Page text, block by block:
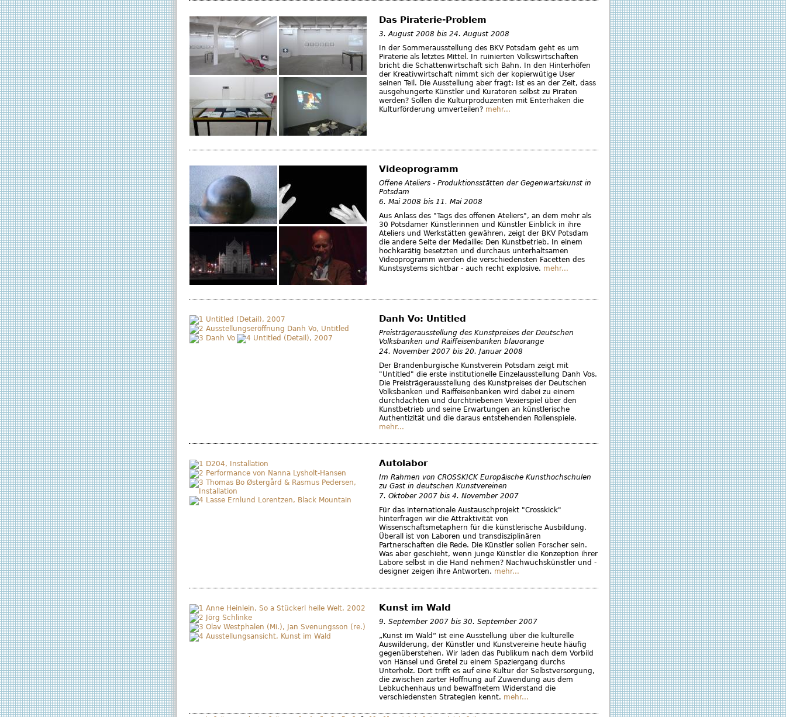
Das Piraterie-Problem
3. August 2008 bis 24. August 2008
In der Sommerausstellung des BKV Potsdam geht es um
Piraterie als letztes Mittel. In ruinierten Volkswirtschaften
bricht die Schattenwirtschaft sich Bahn. In den Hinterhöfen
der Kreativwirtschaft nimmt sich der kopierwütige User
seinen Teil. Die Ausstellung aber fragt: Ist es an der Zeit, dass
ausgehungerte Künstler und Kuratoren selbst zu Piraten
werden? Sollen die Kulturproduzenten mit Enterhaken die
Kulturförderung umverteilen? mehr...
Videoprogramm
Offene Ateliers - Produktionsstätten der Gegenwartskunst in
Potsdam
6. Mai 2008 bis 11. Mai 2008
Aus Anlass des "Tags des offenen Ateliers", an dem mehr als
30 Potsdamer Künstlerinnen und Künstler Einblick in ihre
Ateliers und Werkstätten gewähren, zeigt der BKV Potsdam
die andere Seite der Medaille: Den Kunstbetrieb. In einem
hochkarätig besetzten und durchaus unterhaltsamen
Videoprogramm werden die verschiedensten Facetten des
Kunstsystems sichtbar - auch recht explosive. mehr...
Danh Vo: Untitled
Preisträgerausstellung des Kunstpreises der Deutschen
Volksbanken und Raiffeisenbanken blauorange
24. November 2007 bis 20. Januar 2008
Der Brandenburgische Kunstverein Potsdam zeigt mit
"Untitled" die erste institutionelle Einzelausstellung Danh Vos.
Die Preisträgerausstellung des Kunstpreises der Deutschen
Volksbanken und Raiffeisenbanken wird dabei zu einem
durchdachten und durchtriebenen Vexierspiel über den
Kunstbetrieb und seine Erwartungen an künstlerische
Authentizität und die daraus entstehenden Rollenspiele.
mehr...
Autolabor
Im Rahmen von CROSSKICK Europäische Kunsthochschulen
zu Gast in deutschen Kunstvereinen
7. Oktober 2007 bis 4. November 2007
Für das internationale Austauschprojekt "Crosskick"
hinterfragen wir die Attraktivität von
Wissenschaftsmetaphern für die künstlerische Ausbildung.
Überall ist von Laboren und transdisziplinären
Partnerschaften die Rede. Die Künstler sollen Forscher sein.
Was aber geschieht, wenn junge Künstler die Konzeption ihrer
Labore selbst in die Hand nehmen? Nachwuchskünstler und -
designer zeigen ihre Antworten. mehr...
Kunst im Wald
9. September 2007 bis 30. September 2007
„Kunst im Wald“ ist eine Ausstellung über die kulturelle
Auswilderung, der Künstler und Kunstvereine heute häufig
gegenüberstehen. Wir laden das Publikum nach dem Vorbild
von Hänsel und Gretel zu einem Spaziergang durchs
Unterholz. Dort trifft es auf eine Kultur der Selbstversorgung,
die zwischen zarter Hoffnung auf Zuwendung aus dem
Lebkuchenhaus und bewaffnetem Widerstand die
verschiedensten Strategien kennt. mehr...